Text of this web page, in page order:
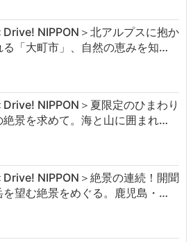
Drive! NIPPON＞北アルプスに抱か
る「大町市」、自然の恵みを知…
Drive! NIPPON＞夏限定のひまわり
絶景を求めて。海と山に囲まれ…
Drive! NIPPON＞絶景の連続！開聞
を望む絶景をめぐる。鹿児島・…